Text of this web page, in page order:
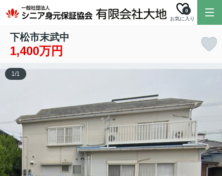
お気に入り
0
下松市末武中
1,400万円
1/1